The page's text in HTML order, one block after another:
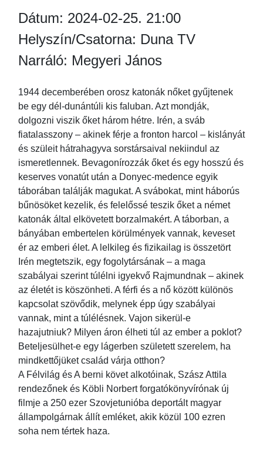
Dátum: 2024-02-25. 21:00
Helyszín/Csatorna: Duna TV
Narráló: Megyeri János
1944 decemberében orosz katonák nőket gyűjtenek
be egy dél-dunántúli kis faluban. Azt mondják,
dolgozni viszik őket három hétre. Irén, a sváb
fiatalasszony – akinek férje a fronton harcol – kislányát
és szüleit hátrahagyva sorstársaival nekiindul az
ismeretlennek. Bevagonírozzák őket és egy hosszú és
keserves vonatút után a Donyec-medence egyik
táborában találják magukat. A svábokat, mint háborús
bűnösöket kezelik, és felelőssé teszik őket a német
katonák által elkövetett borzalmakért. A táborban, a
bányában embertelen körülmények vannak, keveset
ér az emberi élet. A lelkileg és fizikailag is összetört
Irén megtetszik, egy fogolytársának – a maga
szabályai szerint túlélni igyekvő Rajmundnak – akinek
az életét is köszönheti. A férfi és a nő között különös
kapcsolat szövődik, melynek épp úgy szabályai
vannak, mint a túlélésnek. Vajon sikerül-e
hazajutniuk? Milyen áron élheti túl az ember a poklot?
Beteljesülhet-e egy lágerben született szerelem, ha
mindkettőjüket család várja otthon?
A Félvilág és A berni követ alkotóinak, Szász Attila
rendezőnek és Köbli Norbert forgatókönyvírónak új
filmje a 250 ezer Szovjetunióba deportált magyar
állampolgárnak állít emléket, akik közül 100 ezren
soha nem tértek haza.